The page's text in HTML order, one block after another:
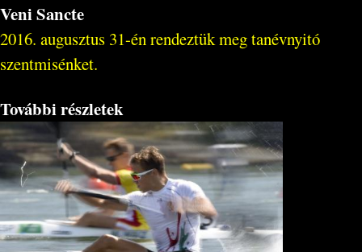
Veni Sancte
2016. augusztus 31-én rendeztük meg tanévnyitó
szentmisénket.
További részletek